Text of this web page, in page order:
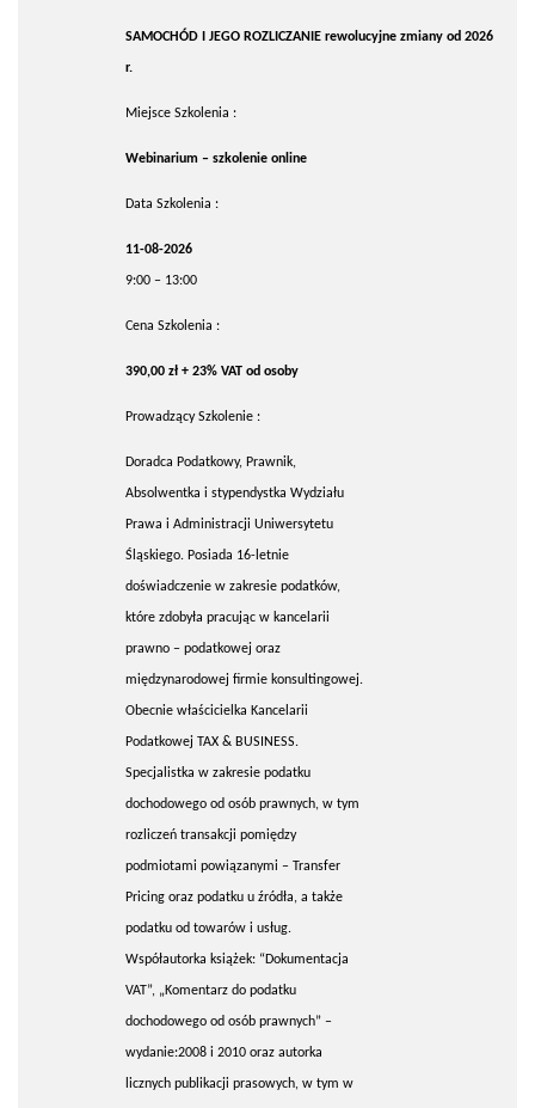
SAMOCHÓD I JEGO ROZLICZANIE rewolucyjne zmiany od 2026
r.
Miejsce Szkolenia :
Webinarium – szkolenie online
Data Szkolenia :
11-08-2026
9:00 – 13:00
Cena Szkolenia :
390,00 zł + 23% VAT od osoby
Prowadzący Szkolenie :
Doradca Podatkowy, Prawnik,
Absolwentka i stypendystka Wydziału
Prawa i Administracji Uniwersytetu
Śląskiego. Posiada 16-letnie
doświadczenie w zakresie podatków,
które zdobyła pracując w kancelarii
prawno – podatkowej oraz
międzynarodowej firmie konsultingowej.
Obecnie właścicielka Kancelarii
Podatkowej TAX & BUSINESS.
Specjalistka w zakresie podatku
dochodowego od osób prawnych, w tym
rozliczeń transakcji pomiędzy
podmiotami powiązanymi – Transfer
Pricing oraz podatku u źródła, a także
podatku od towarów i usług.
Współautorka książek: “Dokumentacja
VAT”, „Komentarz do podatku
dochodowego od osób prawnych” –
wydanie:2008 i 2010 oraz autorka
licznych publikacji prasowych, w tym w